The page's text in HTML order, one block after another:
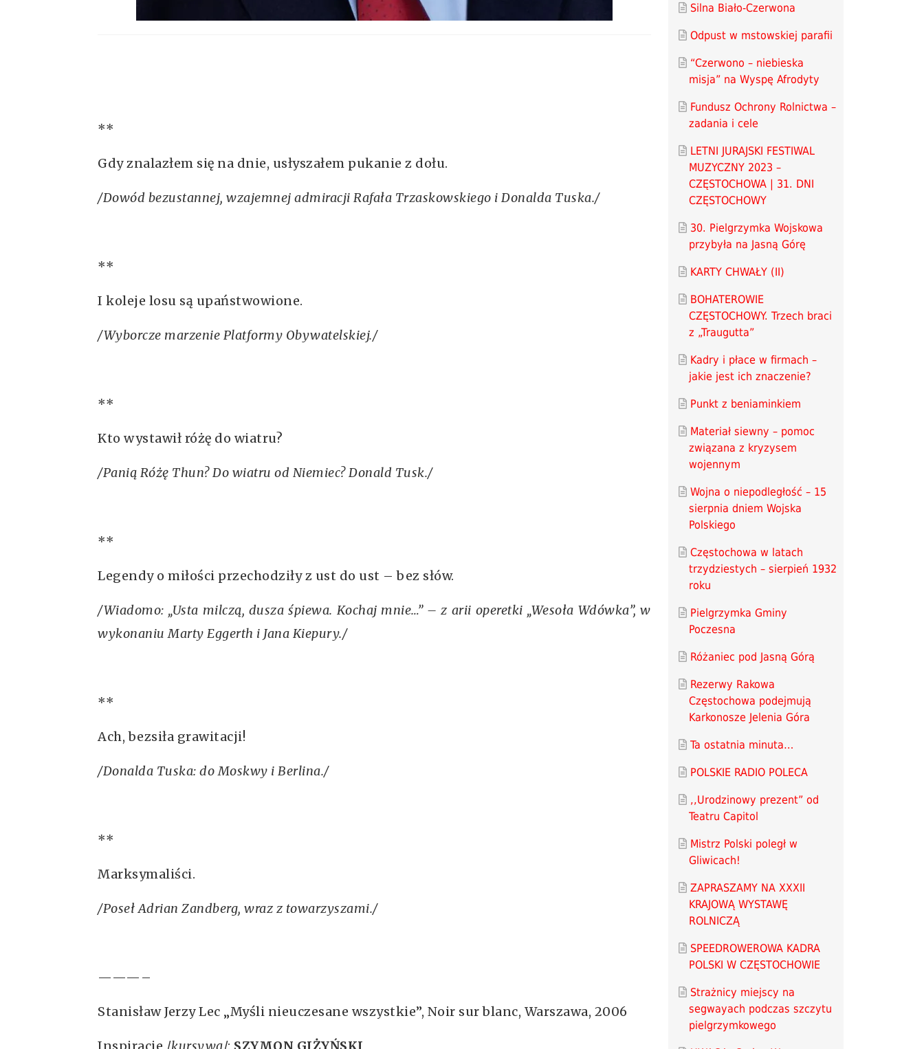
**
Gdy znalazłem się na dnie, usłyszałem pukanie z dołu.
/Dowód bezustannej, wzajemnej admiracji Rafała Trzaskowskiego i Donalda Tuska./
**
I koleje losu są upaństwowione.
/Wyborcze marzenie Platformy Obywatelskiej./
**
Kto wystawił różę do wiatru?
/Panią Różę Thun? Do wiatru od Niemiec? Donald Tusk./
**
Legendy o miłości przechodziły z ust do ust – bez słów.
/Wiadomo: „Usta milczą, dusza śpiewa. Kochaj mnie…” – z arii operetki „Wesoła Wdówka”, w
wykonaniu Marty Eggerth i Jana Kiepury./
**
Ach, bezsiła grawitacji!
/Donalda Tuska: do Moskwy i Berlina./
**
Marksymaliści.
/Poseł Adrian Zandberg, wraz z towarzyszami./
———–
Stanisław Jerzy Lec „Myśli nieuczesane wszystkie”, Noir sur blanc, Warszawa, 2006
Inspiracje /kursywą/: SZYMON GIŻYŃSKI
Silna Biało-Czerwona
Odpust w mstowskiej parafii
“Czerwono – niebieska
misja” na Wyspę Afrodyty
Fundusz Ochrony Rolnictwa –
zadania i cele
LETNI JURAJSKI FESTIWAL
MUZYCZNY 2023 –
CZĘSTOCHOWA | 31. DNI
CZĘSTOCHOWY
30. Pielgrzymka Wojskowa
przybyła na Jasną Górę
KARTY CHWAŁY (II)
BOHATEROWIE
CZĘSTOCHOWY. Trzech braci
z „Traugutta”
Kadry i płace w firmach –
jakie jest ich znaczenie?
Punkt z beniaminkiem
Materiał siewny – pomoc
związana z kryzysem
wojennym
Wojna o niepodległość – 15
sierpnia dniem Wojska
Polskiego
Częstochowa w latach
trzydziestych – sierpień 1932
roku
Pielgrzymka Gminy
Poczesna
Różaniec pod Jasną Górą
Rezerwy Rakowa
Częstochowa podejmują
Karkonosze Jelenia Góra
Ta ostatnia minuta…
POLSKIE RADIO POLECA
,,Urodzinowy prezent” od
Teatru Capitol
Mistrz Polski poległ w
Gliwicach!
ZAPRASZAMY NA XXXII
KRAJOWĄ WYSTAWĘ
ROLNICZĄ
SPEEDROWEROWA KADRA
POLSKI W CZĘSTOCHOWIE
Strażnicy miejscy na
segwayach podczas szczytu
pielgrzymkowego